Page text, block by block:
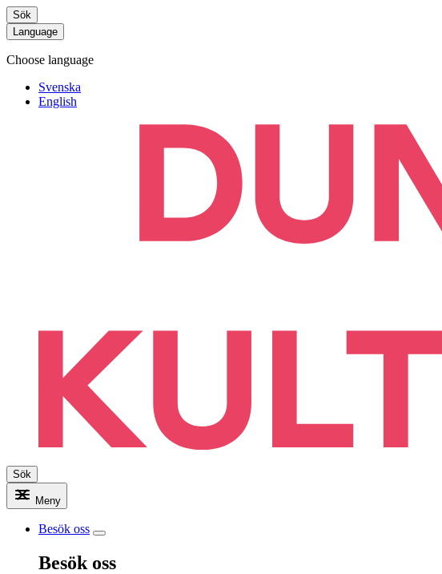
Sök
Language
Choose language
Svenska
English
Sök
Meny
Besök oss
Besök oss